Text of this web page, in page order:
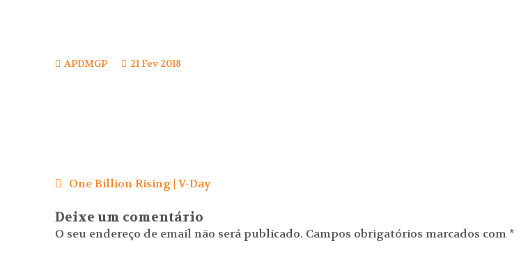
APDMGP 21 Fev 2018
de One Billion Rising | V-Day
Deixe um comentário
O seu endereço de email não será publicado. Campos obrigatórios marcados com *